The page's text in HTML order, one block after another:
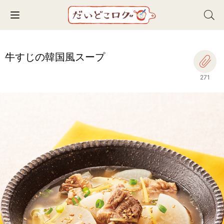
Toggle navigation
牛すじの韓国風スープ
271